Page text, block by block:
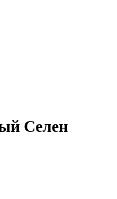
Селен